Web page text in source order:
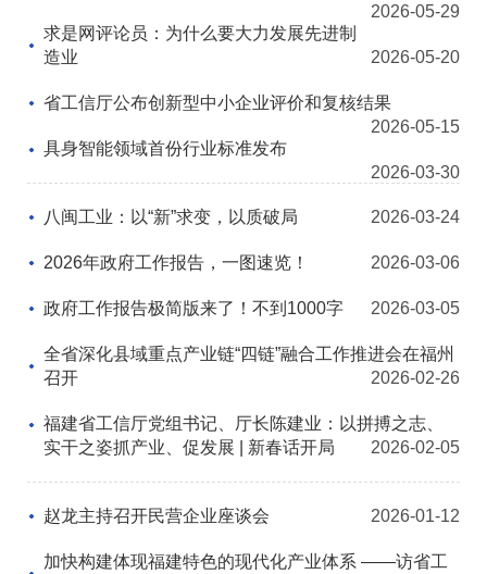
2026-05-29
求是网评论员：为什么要大力发展先进制
造业
2026-05-20
省工信厅公布创新型中小企业评价和复核结果
2026-05-15
具身智能领域首份行业标准发布
2026-03-30
八闽工业：以“新”求变，以质破局 2026-03-24
2026年政府工作报告，一图速览！ 2026-03-06
政府工作报告极简版来了！不到1000字 2026-03-05
全省深化县域重点产业链“四链”融合工作推进会在福州
召开
2026-02-26
福建省工信厅党组书记、厅长陈建业：以拼搏之志、
实干之姿抓产业、促发展 | 新春话开局
2026-02-05
赵龙主持召开民营企业座谈会 2026-01-12
加快构建体现福建特色的现代化产业体系​ ——访省工